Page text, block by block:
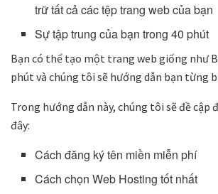
trữ tất cả các tệp trang web của bạn
Sự tập trung của bạn trong 40 phút
Bạn có thể tạo một trang web giống như
phút và chúng tôi sẽ hướng dẫn bạn từng
Trong hướng dẫn này, chúng tôi sẽ đề cập
đây:
Cách đăng ký tên miền miễn phí
Cách chọn Web Hosting tốt nhất